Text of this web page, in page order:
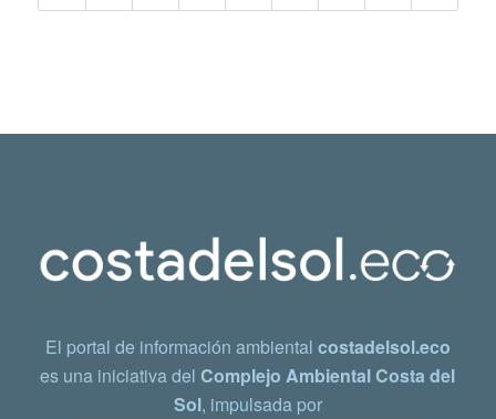
El portal de información ambiental costadelsol.eco
es una iniciativa delComplejo Ambiental Costa del
Sol, impulsada por